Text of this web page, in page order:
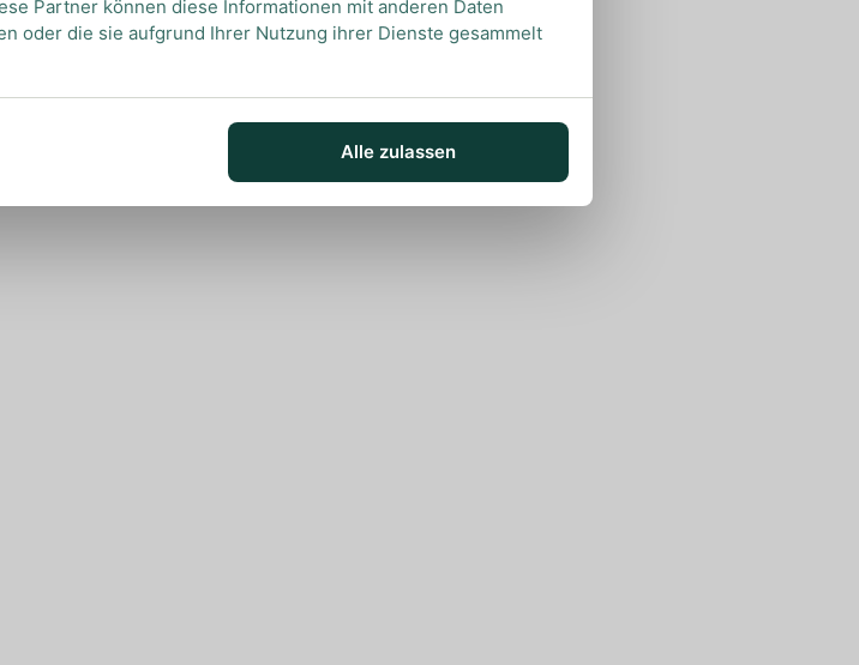
Partner können diese Informationen mit anderen Daten
oder die sie aufgrund Ihrer Nutzung ihrer Dienste gesammelt
Alle zulassen